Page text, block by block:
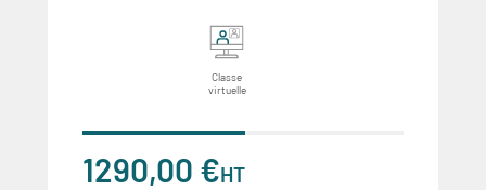
Classe
virtuelle
1290,00 €HT